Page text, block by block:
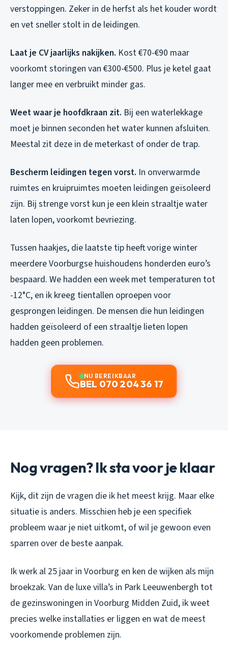
verstoppingen. Zeker in de herfst als het kouder wordt
en vet sneller stolt in de leidingen.
Laat je CV jaarlijks nakijken. Kost €70-€90 maar
voorkomt storingen van €300-€500. Plus je ketel gaat
langer mee en verbruikt minder gas.
Weet waar je hoofdkraan zit. Bij een waterlekkage
moet je binnen seconden het water kunnen afsluiten.
Meestal zit deze in de meterkast of onder de trap.
Bescherm leidingen tegen vorst. In onverwarmde
ruimtes en kruipruimtes moeten leidingen geïsoleerd
zijn. Bij strenge vorst kun je een klein straaltje water
laten lopen, voorkomt bevriezing.
Tussen haakjes, die laatste tip heeft vorige winter
meerdere Voorburgse huishoudens honderden euro’s
bespaard. We hadden een week met temperaturen tot
-12°C, en ik kreeg tientallen oproepen voor
gesprongen leidingen. De mensen die hun leidingen
hadden geïsoleerd of een straaltje lieten lopen
hadden geen problemen.
NU BEREIKBAAR
BEL 070 204 36 17
Nog vragen? Ik sta voor je klaar
Kijk, dit zijn de vragen die ik het meest krijg. Maar elke
situatie is anders. Misschien heb je een specifiek
probleem waar je niet uitkomt, of wil je gewoon even
sparren over de beste aanpak.
Ik werk al 25 jaar in Voorburg en ken de wijken als mijn
broekzak. Van de luxe villa’s in Park Leeuwenbergh tot
de gezinswoningen in Voorburg Midden Zuid, ik weet
precies welke installaties er liggen en wat de meest
voorkomende problemen zijn.